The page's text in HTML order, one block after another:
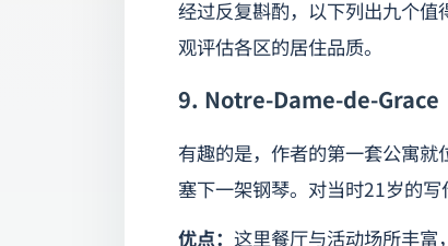
经过反复斟酌，以下列出九个
观评估各区的居住品质。
9. Notre-Dame-de-Grace
有趣的是，作者的第一套公寓
塞下一架钢琴。对当时21岁的写
优点： 这里餐厅与活动场所丰富